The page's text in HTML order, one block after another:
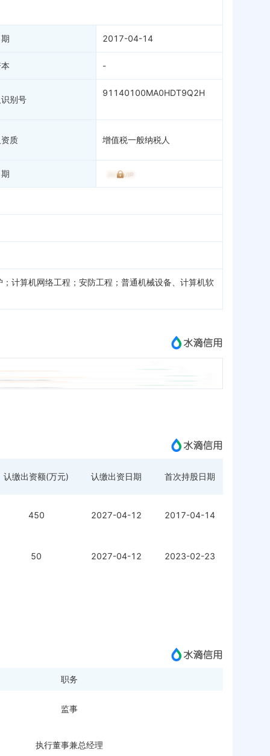
2017-04-14
-
别号
91140100MA0HDT9Q2H
质 增值税一般纳税人
计算机网络工程；安防工程；普通机械设备、计算机软
认缴出资额(万元) 认缴出资日期 首次持股日期
450 2027-04-12 2017-04-14
50 2027-04-12 2023-02-23
职务
监事
执行董事兼总经理